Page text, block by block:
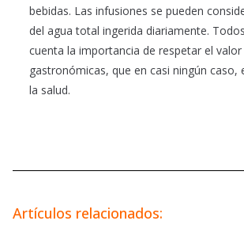
bebidas. Las infusiones se pueden
del agua total ingerida diariamente.
cuenta la importancia de respetar el
gastronómicas, que en casi ningún caso,
la salud.
Artículos relacionados: